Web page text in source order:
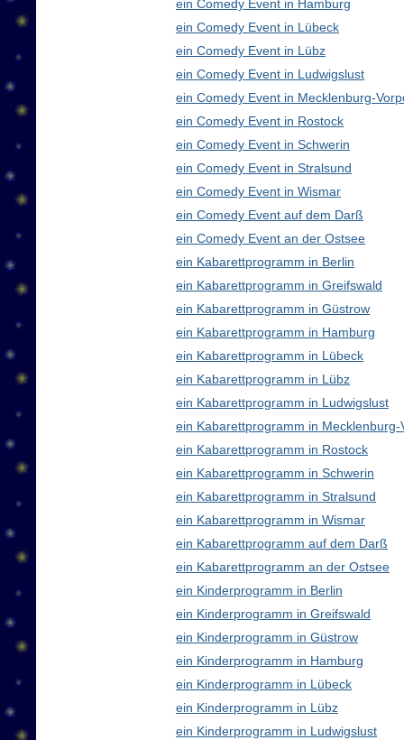
ein Comedy Event in Hamburg
ein Comedy Event in Lübeck
ein Comedy Event in Lübz
ein Comedy Event in Ludwigslust
ein Comedy Event in Mecklenburg-
ein Comedy Event in Rostock
ein Comedy Event in Schwerin
ein Comedy Event in Stralsund
ein Comedy Event in Wismar
ein Comedy Event auf dem Darß
ein Comedy Event an der Ostsee
ein Kabarettprogramm in Berlin
ein Kabarettprogramm in Greifswald
ein Kabarettprogramm in Güstrow
ein Kabarettprogramm in Hamburg
ein Kabarettprogramm in Lübeck
ein Kabarettprogramm in Lübz
ein Kabarettprogramm in Ludwigslust
ein Kabarettprogramm in
ein Kabarettprogramm in Rostock
ein Kabarettprogramm in Schwerin
ein Kabarettprogramm in Stralsund
ein Kabarettprogramm in Wismar
ein Kabarettprogramm auf dem Darß
ein Kabarettprogramm an der Ostsee
ein Kinderprogramm in Berlin
ein Kinderprogramm in Greifswald
ein Kinderprogramm in Güstrow
ein Kinderprogramm in Hamburg
ein Kinderprogramm in Lübeck
ein Kinderprogramm in Lübz
ein Kinderprogramm in Ludwigslust